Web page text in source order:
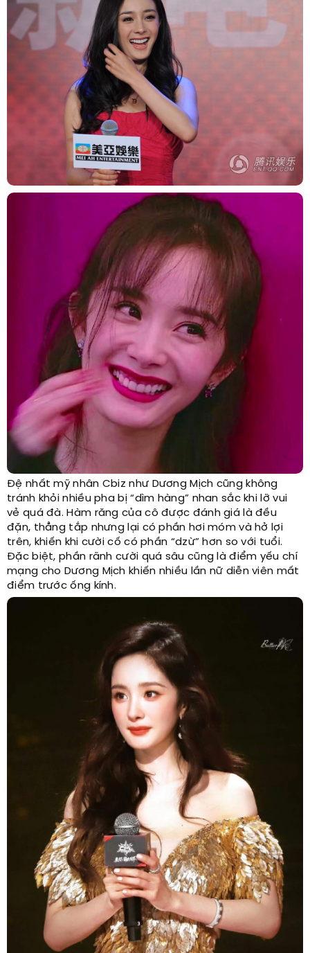
Đệ nhất mỹ nhân Cbiz như Dương Mịch cũng không
tránh khỏi nhiều pha bị “dìm hàng” nhan sắc khi lỡ vui
vẻ quá đà. Hàm răng của cô được đánh giá là đều
đặn, thẳng tắp nhưng lại có phần hơi móm và hở lợi
trên, khiến khi cười cố có phần “dzừ” hơn so với tuổi.
Đặc biệt, phần rãnh cười quá sâu cũng là điểm yếu chí
mạng cho Dương Mịch khiến nhiều lần nữ diễn viên mất
điểm trước ống kính.